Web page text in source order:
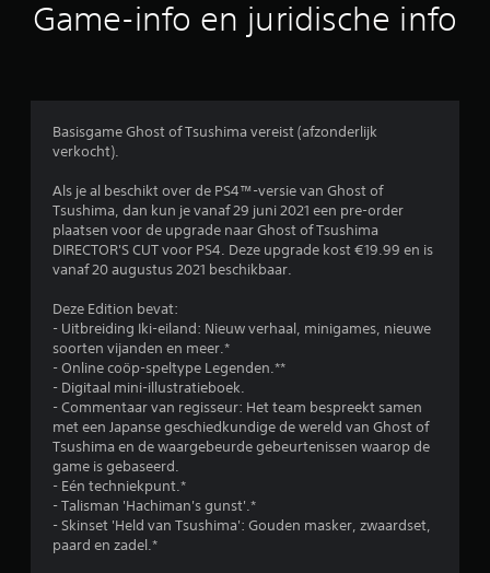
i
n
e
Game-info en juridische info
Basisgame Ghost of Tsushima vereist (afzonderlijk
verkocht).
Als je al beschikt over de PS4™-versie van Ghost of
Tsushima, dan kun je vanaf 29 juni 2021 een pre-order
plaatsen voor de upgrade naar Ghost of Tsushima
DIRECTOR'S CUT voor PS4. Deze upgrade kost €19.99 en is
vanaf 20 augustus 2021 beschikbaar.
Deze Edition bevat:
- Uitbreiding Iki-eiland: Nieuw verhaal, minigames, nieuwe
soorten vijanden en meer.*
- Online coöp-speltype Legenden.**
- Digitaal mini-illustratieboek.
- Commentaar van regisseur: Het team bespreekt samen
met een Japanse geschiedkundige de wereld van Ghost of
Tsushima en de waargebeurde gebeurtenissen waarop de
game is gebaseerd.
- Eén techniekpunt.*
- Talisman 'Hachiman's gunst'.*
- Skinset 'Held van Tsushima': Gouden masker, zwaardset,
paard en zadel.*